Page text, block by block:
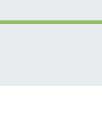
el DD